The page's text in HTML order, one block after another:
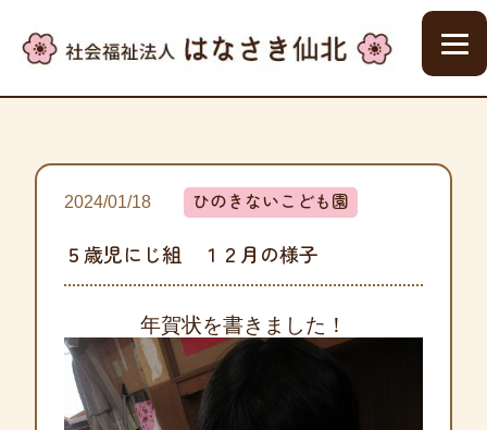
2024/01/18 ひのきないこども園
５歳児にじ組 １２月の様子
年賀状を書きました！